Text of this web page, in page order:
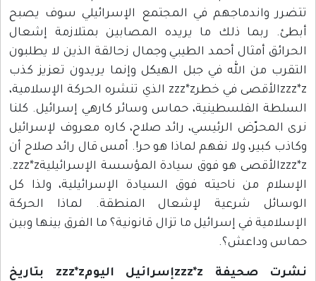
تتضرر واندماجهم في المجتمع الإسرائيلي سوف يصبح
أبطئ. ربما ذلك ما يريده المصابين بمتلازمة إشعال
الحرائق أمثال أحمد الطيبي وجمال زحالقة الذين لا يطلبون
التقرب من الله في جبل الهيكل وإنما يريدون تعزيز كذب
zzz*zالأقصى في خطرzzz*z الذي تنشره الحركة الإسلامية،
السلطة الفلسطينية، حماس وسائر كارهي إسرائيل. كلنا
نرى المحرّض الرئيسي، رائد صلاح، كاره معروف لإسرائيل
وكاذب كبير، ولا نفهم لماذا هو حر!. أمس قال رائد صلاح أن
zzz*zالأقصى هو فوق سيادة المؤسسة الإسرائيليةzzz*z.
الإسلام من ناحيته فوق السيادة الإسرائيلية، ولذا كل
الوسائل شرعية لإشعال المنطقة. لماذا الحركة
الإسلامية في إسرائيل ما تزال قانونية؟ ما الفرق بينها وبين
حماس وداعش؟.
نشرت صحيفة zzz*zإسرائيل اليومzzz*z بتاريخ